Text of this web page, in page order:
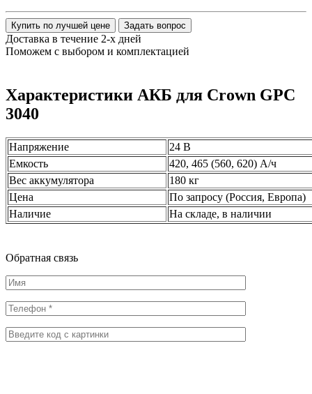
Купить по лучшей цене Задать вопрос
Доставка в течение 2-х дней
Поможем с выбором и комплектацией
Характеристики АКБ для Crown GPC
3040
Напряжение
24 В
Емкость
420, 465 (560, 620) А/ч
Вес аккумулятора
180 кг
Цена
По запросу (Россия, Европа)
Наличие
На складе, в наличии
Обратная связь